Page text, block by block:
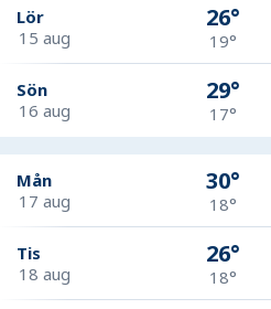
Lör
15 aug
26°
19°
Sön
16 aug
29°
17°
Mån
17 aug
30°
18°
Tis
18 aug
26°
18°